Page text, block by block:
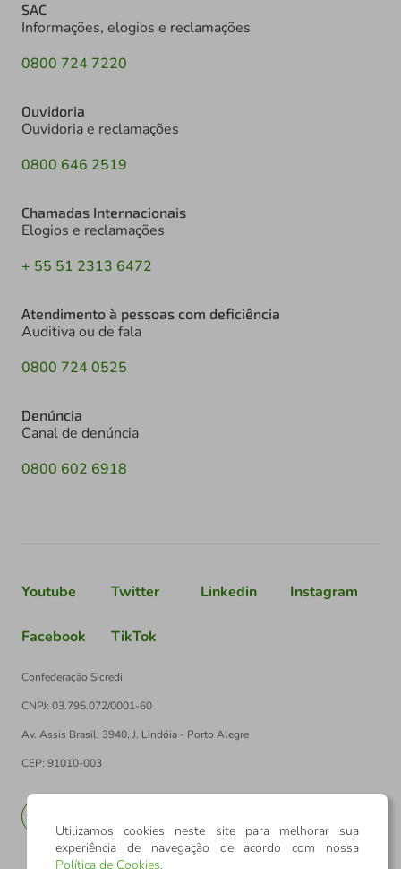
SAC
Informações, elogios e reclamações
0800 724 7220
Ouvidoria
Ouvidoria e reclamações
0800 646 2519
Chamadas Internacionais
Elogios e reclamações
+ 55 51 2313 6472
Atendimento à pessoas com deficiência
Auditiva ou de fala
0800 724 0525
Denúncia
Canal de denúncia
0800 602 6918
Youtube Twitter Linkedin Instagram
Facebook TikTok
Confederação Sicredi
CNPJ: 03.795.072/0001-60
Av. Assis Brasil, 3940, J. Lindóia - Porto Alegre
CEP: 91010-003
Utilizamos cookies neste site para melhorar sua
experiência de navegação de acordo com nossa
Política de Cookies.